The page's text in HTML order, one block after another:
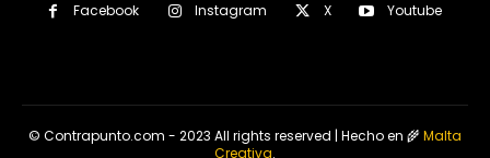
Facebook Instagram X Youtube
© Contrapunto.com - 2023 All rights reserved | Hecho en 🌾Malta
Creativa.